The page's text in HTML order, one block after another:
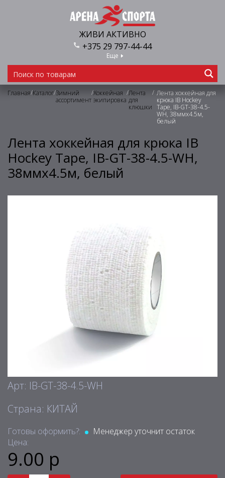
ЖИВИ АКТИВНО
+375 29 797-44-44
Еще
Главная/Каталог/Зимний
ассортимент
/Хоккейная
экипировка
/Лента
для
клюшки
/ Лента хоккейная для
крюка IB Hockey
Tape, IB-GT-38-4.5-
WH, 38ммх4.5м,
белый
Лента хоккейная для крюка IB
Hockey Tape, IB-GT-38-4.5-WH,
38ммх4.5м, белый
Арт: IB-GT-38-4.5-WH
Страна: КИТАЙ
Готовы оформить?:
Менеджер уточнит остаток
Цена:
9.00 р